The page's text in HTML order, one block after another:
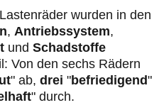
wurden in den
, Antriebssystem,
und Schadstoffe
Von den sechs Rädern
" ab, drei "befriedigend"
" durch.